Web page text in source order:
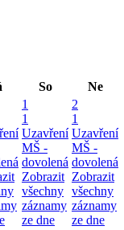
So
Ne
1
1
Uzavření
MŠ -
dovolená
Zobrazit
všechny
záznamy
ze dne
2
1
Uzavření
MŠ -
dovolená
Zobrazit
všechny
záznamy
ze dne